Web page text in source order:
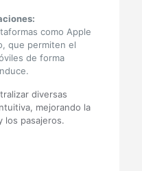
como Apple
que permiten el
de forma
diversas
mejorando la
los pasajeros.